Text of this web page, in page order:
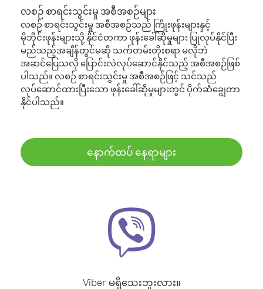
လစဉ် စာရင်းသွင်းမှု အစီအစဉ်များ
လစဉ် စာရင်းသွင်းမှု အစီအစဉ်သည် ကြိုးဖုန်းများနှင့်
မိုဘိုင်းဖုန်းများသို့ နိုင်ငံတကာ ဖုန်းခေါ်ဆိုမှုများ ပြုလုပ်နိုင်ပြီး
မည်သည့်အချိန်တွင်မဆို သက်တမ်းတိုးစရာ မလိုဘဲ
အဆင်ပြေသလို ပြောင်းလဲလုပ်ဆောင်နိုင်သည့် အစီအစဉ်ဖြစ်
ပါသည်။ လစဉ် စာရင်းသွင်းမှု အစီအစဉ်ဖြင့် သင်သည်
လုပ်ဆောင်ထားပြီးသော ဖုန်းခေါ်ဆိုမှုများတွင် ပိုက်ဆံချွေတာ
နိုင်ပါသည်။
နောက်ထပ် နေရာများ
Viber မရှိသေးဘူးလား။